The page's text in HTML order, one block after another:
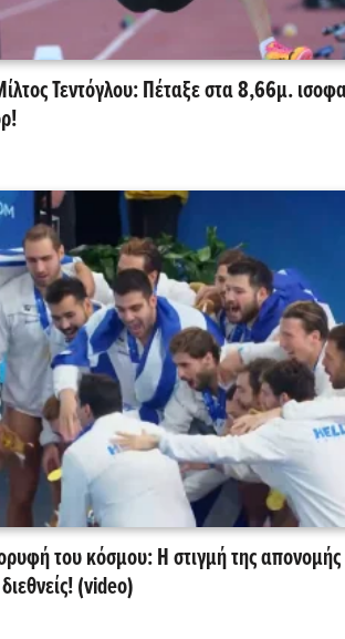
Τεντόγλου: Πέταξε στα 8,66μ.
του κόσμου: Η στιγμή της
(video)